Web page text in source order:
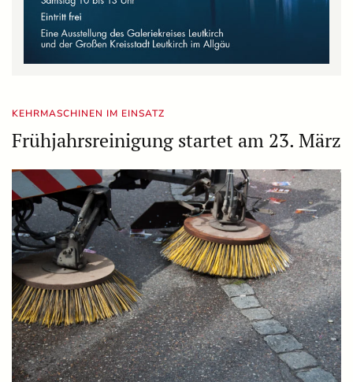
KEHRMASCHINEN IM EINSATZ
Frühjahrsreinigung startet am 23. März